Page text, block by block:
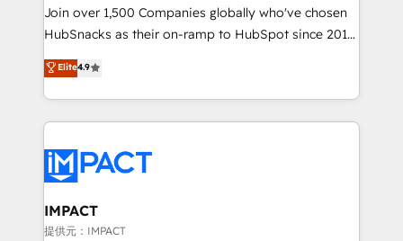
people, exciting ideas and can-do mentality, we
ensure revenue growth on a daily basis. So tell us
team of 100+ experts is ready for you! Driving digital
growth | www.brightdigital.com
Join over 1,500 Companies globally who've chosen
HubSnacks as their on-ramp to HubSpot since 2014
Simple pay-as-you-go plans that accelerate value...
1️⃣ Set Up | Onboarding New or Check-fixing existing
HubSpot portals 2️⃣ Scale Up | 100% HubSpot Task
Execution... Global 24/7 ... All Experts 3️⃣ Integrate |
Slash months from your API Integration project... ⬅️
Click "Contact Business" ⬅️ to access 150+ Kickstart
Integration templates that put HubSpot in the center
of your tech stack, syncing... 🛍️ Shopify or
Elite4.9
IMPACT
提供元：IMPACT